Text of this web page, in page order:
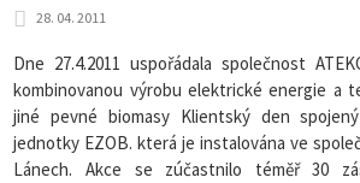
28. 04. 2011
Dne 27.4.2011 uspořádala společnost
kombinovanou výrobu elektrické energie a
jiné pevné biomasy Klientský den
jednotky EZOB. která je instalována ve
Lánech. Akce se zúčastnilo téměř 30